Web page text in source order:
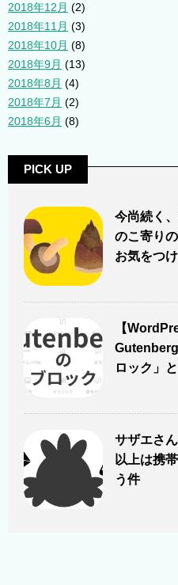
2018年12月 (2)
2018年11月 (3)
2018年10月 (8)
2018年9月 (13)
2018年8月 (4)
2018年7月 (2)
2018年6月 (8)
PICK UP
今尚続く
のこ寄り
お気をつ
【
ロック」
サザエさ
以上は携
う件